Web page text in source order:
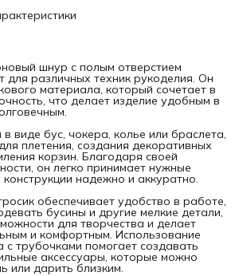
шнур с полым отверстием
для различных техник рукоделия. Он
материала, который сочетает в
что делает изделие удобным в
виде бус, чокера, колье или браслета,
плетения, создания декоративных
корзин. Благодаря своей
он легко принимает нужные
надежно и аккуратно.
обеспечивает удобство в работе,
бусины и другие мелкие детали,
для творчества и делает
и комфортным. Использование
с трубочками помогает создавать
аксессуары, которые можно
или дарить близким.